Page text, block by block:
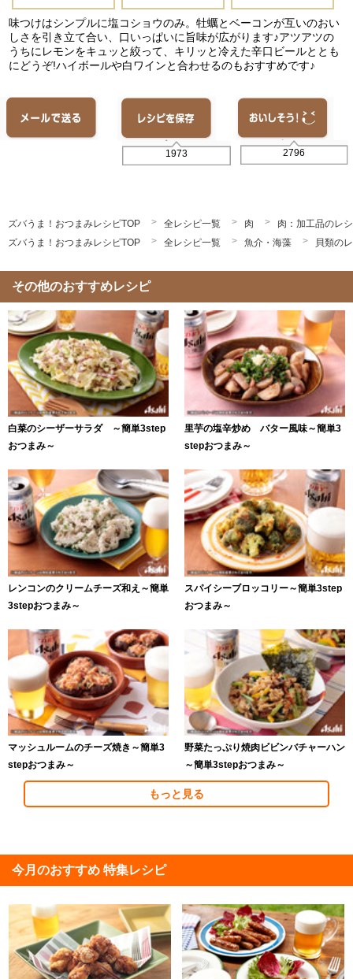
味つけはシンプルに塩コショウのみ。牡蠣とベーコンが互いのおい
しさを引き立て合い、口いっぱいに旨味が広がります♪アツアツの
うちにレモンをキュッと絞って、キリッと冷えた辛口ビールととも
にどうぞ!ハイボールや白ワインと合わせるのもおすすめです♪
1973 2796
ズバうま！おつまみレシピTOP 全レシピ一覧 肉
肉：加工品のレ
ズバうま！おつまみレシピTOP
全レシピ一覧 魚介・海藻 貝類の
その他のおすすめレシピ
白菜のシーザーサラダ ～簡単3step
おつまみ～
里芋の塩辛炒め バター風味～簡単3
stepおつまみ～
レンコンのクリームチーズ和え～簡単
3stepおつまみ～
スパイシーブロッコリー～簡単3step
おつまみ～
マッシュルームのチーズ焼き～簡単3
stepおつまみ～
野菜たっぷり焼肉ビビンバチャーハン
～簡単3stepおつまみ～
もっと見る
今月のおすすめ 特集レシピ